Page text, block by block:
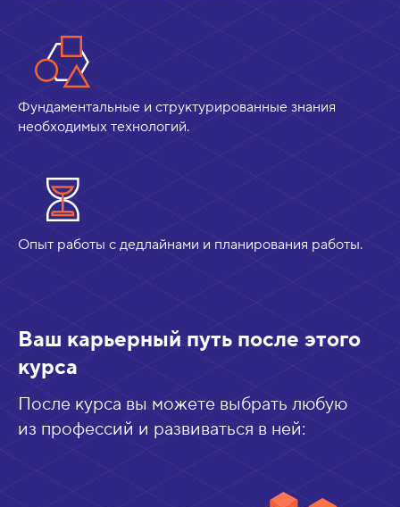
Фундаментальные и структурированные знания
необходимых технологий.
Опыт работы с дедлайнами и планирования работы.
Ваш карьерный путь после этого
курса
После курса вы можете выбрать любую
из профессий и развиваться в ней: